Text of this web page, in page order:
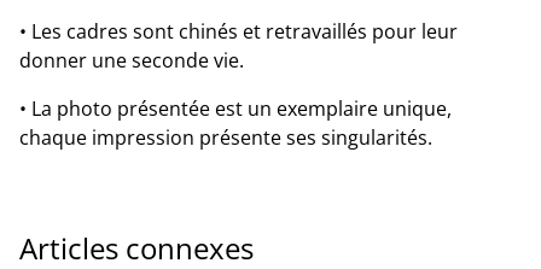
• Les cadres sont chinés et retravaillés pour leur
donner une seconde vie.
• La photo présentée est un exemplaire unique,
chaque impression présente ses singularités.
Articles connexes